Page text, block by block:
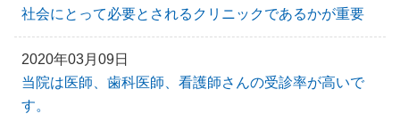
社会にとって必要とされるクリニックであるかが重要
2020年03月09日
当院は医師、歯科医師、看護師さんの受診率が高いで
す。